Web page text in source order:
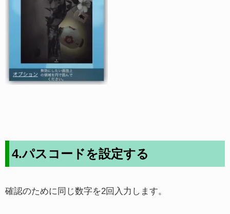
4.パスコードを設定する
確認のために同じ数字を2回入力します。